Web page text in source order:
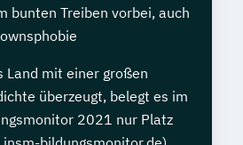
bunten Treiben vorbei, auch
Land mit einer großen
überzeugt, belegt es im
2021 nur Platz